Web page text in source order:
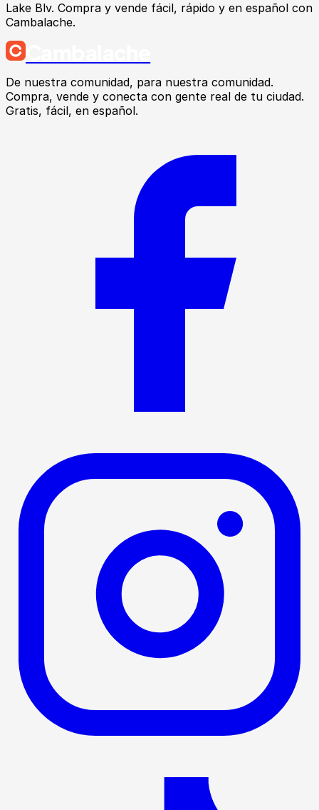
Lake Blv. Compra y vende fácil, rápido y en español con
Cambalache.
De nuestra comunidad, para nuestra comunidad.
Compra, vende y conecta con gente real de tu ciudad.
Gratis, fácil, en español.